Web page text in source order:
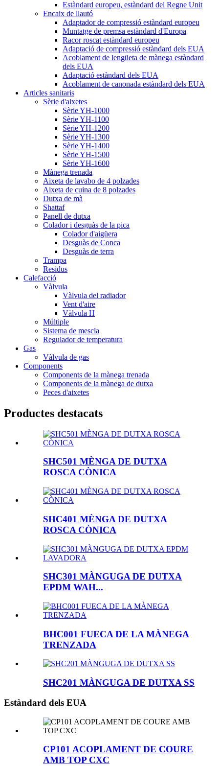
Estàndard europeu, estàndard del Regne Unit
Encaix de llautó
Adaptador de compressió estàndard europeu
Muntatge de premsa estàndard d'Europa
Racor roscat estàndard europeu
Adaptació de compressió estàndard dels EUA
Acoblament de lengüeta de mànega estàndard
dels EUA
Adaptació estàndard dels EUA
Acoblament de canonada estàndard dels EUA
Articles sanitaris
Sèrie d'aixetes
Sèrie YH-1000
Sèrie YH-1100
Sèrie YH-1200
Sèrie YH-1300
Sèrie YH-1400
Sèrie YH-1500
Sèrie YH-1600
Mànega trenada
Aixeta de lavabo de 4 polzades
Aixeta de cuina de 8 polzades
Dutxa de mà
Shattaf
Panell de dutxa
Colador i desguàs de la pica
Colador d'aigüera
Desguàs de Conca
Desguàs de terra
Trampa
Residus
Calefacció
Vàlvula
Vàlvula del radiador
Vent d'aire
Vàlvula H
Múltiple
Sistema de mescla
Regulador de temperatura
Gas
Vàlvula de gas
Components
Components de la mànega trenada
Components de la mànega de dutxa
Peces d'aixetes
Productes destacats
SHC501 MÈNGA DE DUTXA
ROSCA CÒNICA
SHC401 MÈNGA DE DUTXA
ROSCA CÒNICA
SHC301 MÀNGUGA DE DUTXA
EPDM WAH...
BHC001 FUECA DE LA MÀNEGA
TRENZADA
SHC201 MÀNGUGA DE DUTXA SS
Estàndard dels EUA
CP101 ACOPLAMENT DE COURE
AMB TOP CXC